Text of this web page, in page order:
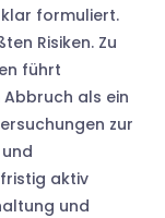
formuliert.
Risiken. Zu
führt
als ein
zur
aktiv
und